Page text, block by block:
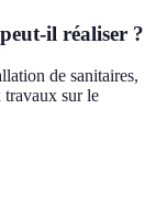
il réaliser ?
de sanitaires,
travaux sur le